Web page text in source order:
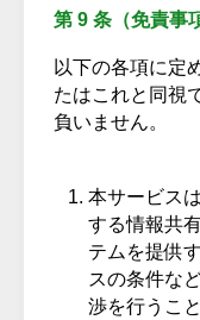
第 9 条（免責事
以下の各項に定
たはこれと同視
負いません。
本サービス
する情報共
テムを提供
スの条件な
渉を行うこ